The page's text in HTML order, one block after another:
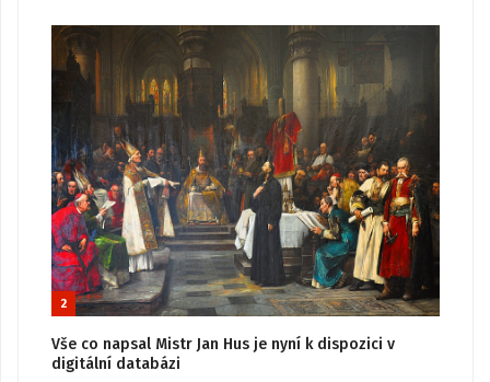
2
Vše co napsal Mistr Jan Hus je nyní k dispozici v
digitální databázi